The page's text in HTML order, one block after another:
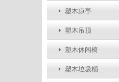
塑木凉亭
塑木吊顶
塑木休闲椅
塑木垃圾桶